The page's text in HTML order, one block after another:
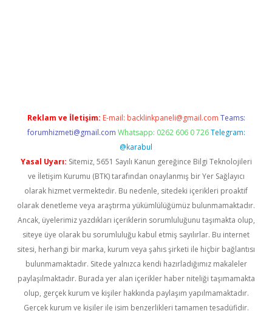
Reklam ve İletişim: E-mail: backlinkpaneli@gmail.com Teams:
forumhizmeti@gmail.com Whatsapp: 0262 606 0 726 Telegram:
@karabul
Yasal Uyarı: Sitemiz, 5651 Sayılı Kanun gereğince Bilgi Teknolojileri
ve İletişim Kurumu (BTK) tarafından onaylanmış bir Yer Sağlayıcı
olarak hizmet vermektedir. Bu nedenle, sitedeki içerikleri proaktif
olarak denetleme veya araştırma yükümlülüğümüz bulunmamaktadır.
Ancak, üyelerimiz yazdıkları içeriklerin sorumluluğunu taşımakta olup,
siteye üye olarak bu sorumluluğu kabul etmiş sayılırlar. Bu internet
sitesi, herhangi bir marka, kurum veya şahıs şirketi ile hiçbir bağlantısı
bulunmamaktadır. Sitede yalnızca kendi hazırladığımız makaleler
paylaşılmaktadır. Burada yer alan içerikler haber niteliği taşımamakta
olup, gerçek kurum ve kişiler hakkında paylaşım yapılmamaktadır.
Gerçek kurum ve kişiler ile isim benzerlikleri tamamen tesadüfidir.